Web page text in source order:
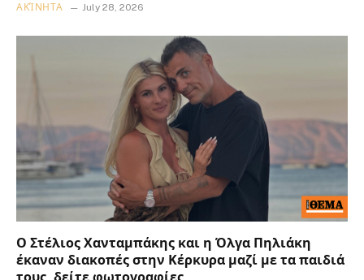
ΑΚΊΝΗΤΑ July 28, 2026
Ο Στέλιος Χανταμπάκης και η Όλγα Πηλιάκη
έκαναν διακοπές στην Κέρκυρα μαζί με τα παιδιά